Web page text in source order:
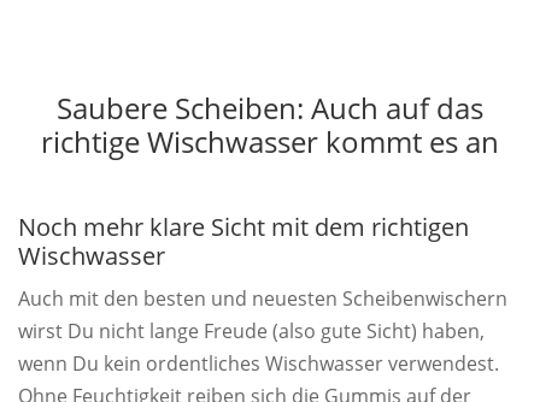
Saubere Scheiben: Auch auf das
richtige Wischwasser kommt es an
Noch mehr klare Sicht mit dem richtigen
Wischwasser
Auch mit den besten und neuesten Scheibenwischern
wirst Du nicht lange Freude (also gute Sicht) haben,
wenn Du kein ordentliches Wischwasser verwendest.
Ohne Feuchtigkeit reiben sich die Gummis auf der